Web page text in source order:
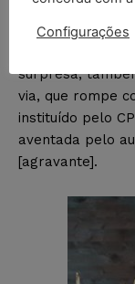
trate de matéria
32. Trata-se de
surpresa,
via, que rompe
instituído pelo
aventada pelo
[agravante].
Configurações